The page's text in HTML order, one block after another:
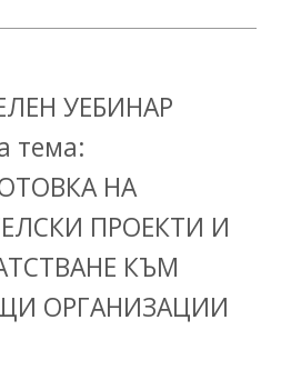
УЕБИНАР
тема:
НА
ПРОЕКТИ И
КЪМ
ОРГАНИЗАЦИИ